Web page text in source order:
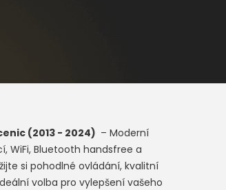
(2013 - 2024) – Moderní
WiFi, Bluetooth handsfree a
si pohodlné ovládání, kvalitní
volba pro vylepšení vašeho